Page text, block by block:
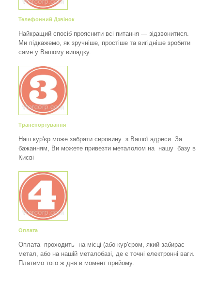
Телефонний Дзвінок
Найкращий спосіб прояснити всі питання — зідзвонитися.
Ми підкажемо, як зручніше, простіше та вигідніше зробити
саме у Вашому випадку.
Транспортування
Наш кур'єр може забрати сировину з Вашої адреси. За
бажанням, Ви можете привезти металолом на нашу базу в
Києві
Оплата
Оплата проходить на місці (або кур'єром, який забирає
метал, або на нашій металобазі, де є точні електронні ваги.
Платимо того ж дня в момент прийому.